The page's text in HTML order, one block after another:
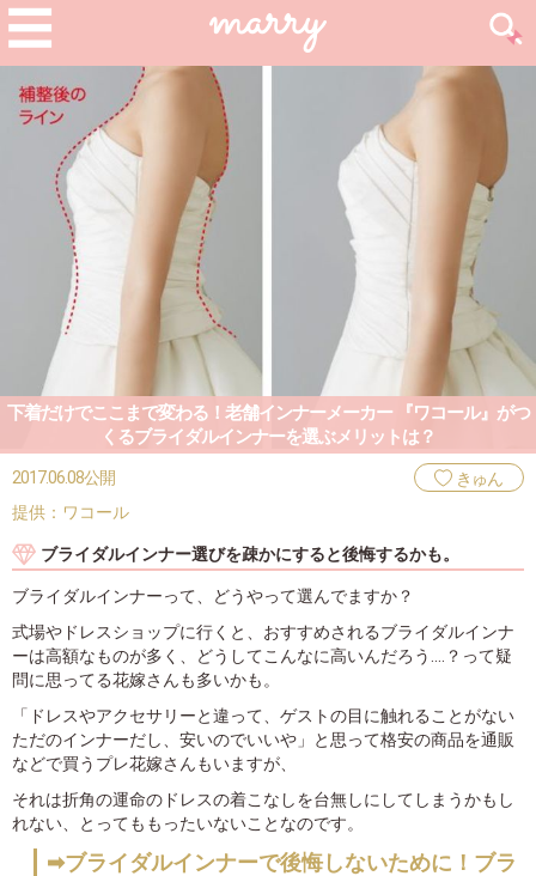
下着だけでここまで変わる！老舗インナーメーカー 『ワコール』がつ
くるブライダルインナーを選ぶメリットは？
2017.06.08公開
きゅん
提供：ワコール
ブライダルインナー選びを疎かにすると後悔するかも。
ブライダルインナーって、どうやって選んでますか？
式場やドレスショップに行くと、おすすめされるブライダルインナ
ーは高額なものが多く、どうしてこんなに高いんだろう....？って疑
問に思ってる花嫁さんも多いかも。
「ドレスやアクセサリーと違って、ゲストの目に触れることがない
ただのインナーだし、安いのでいいや」と思って格安の商品を通販
などで買うプレ花嫁さんもいますが、
それは折角の運命のドレスの着こなしを台無しにしてしまうかもし
れない、とってももったいないことなのです。
➡ブライダルインナーで後悔しないために！ブラ